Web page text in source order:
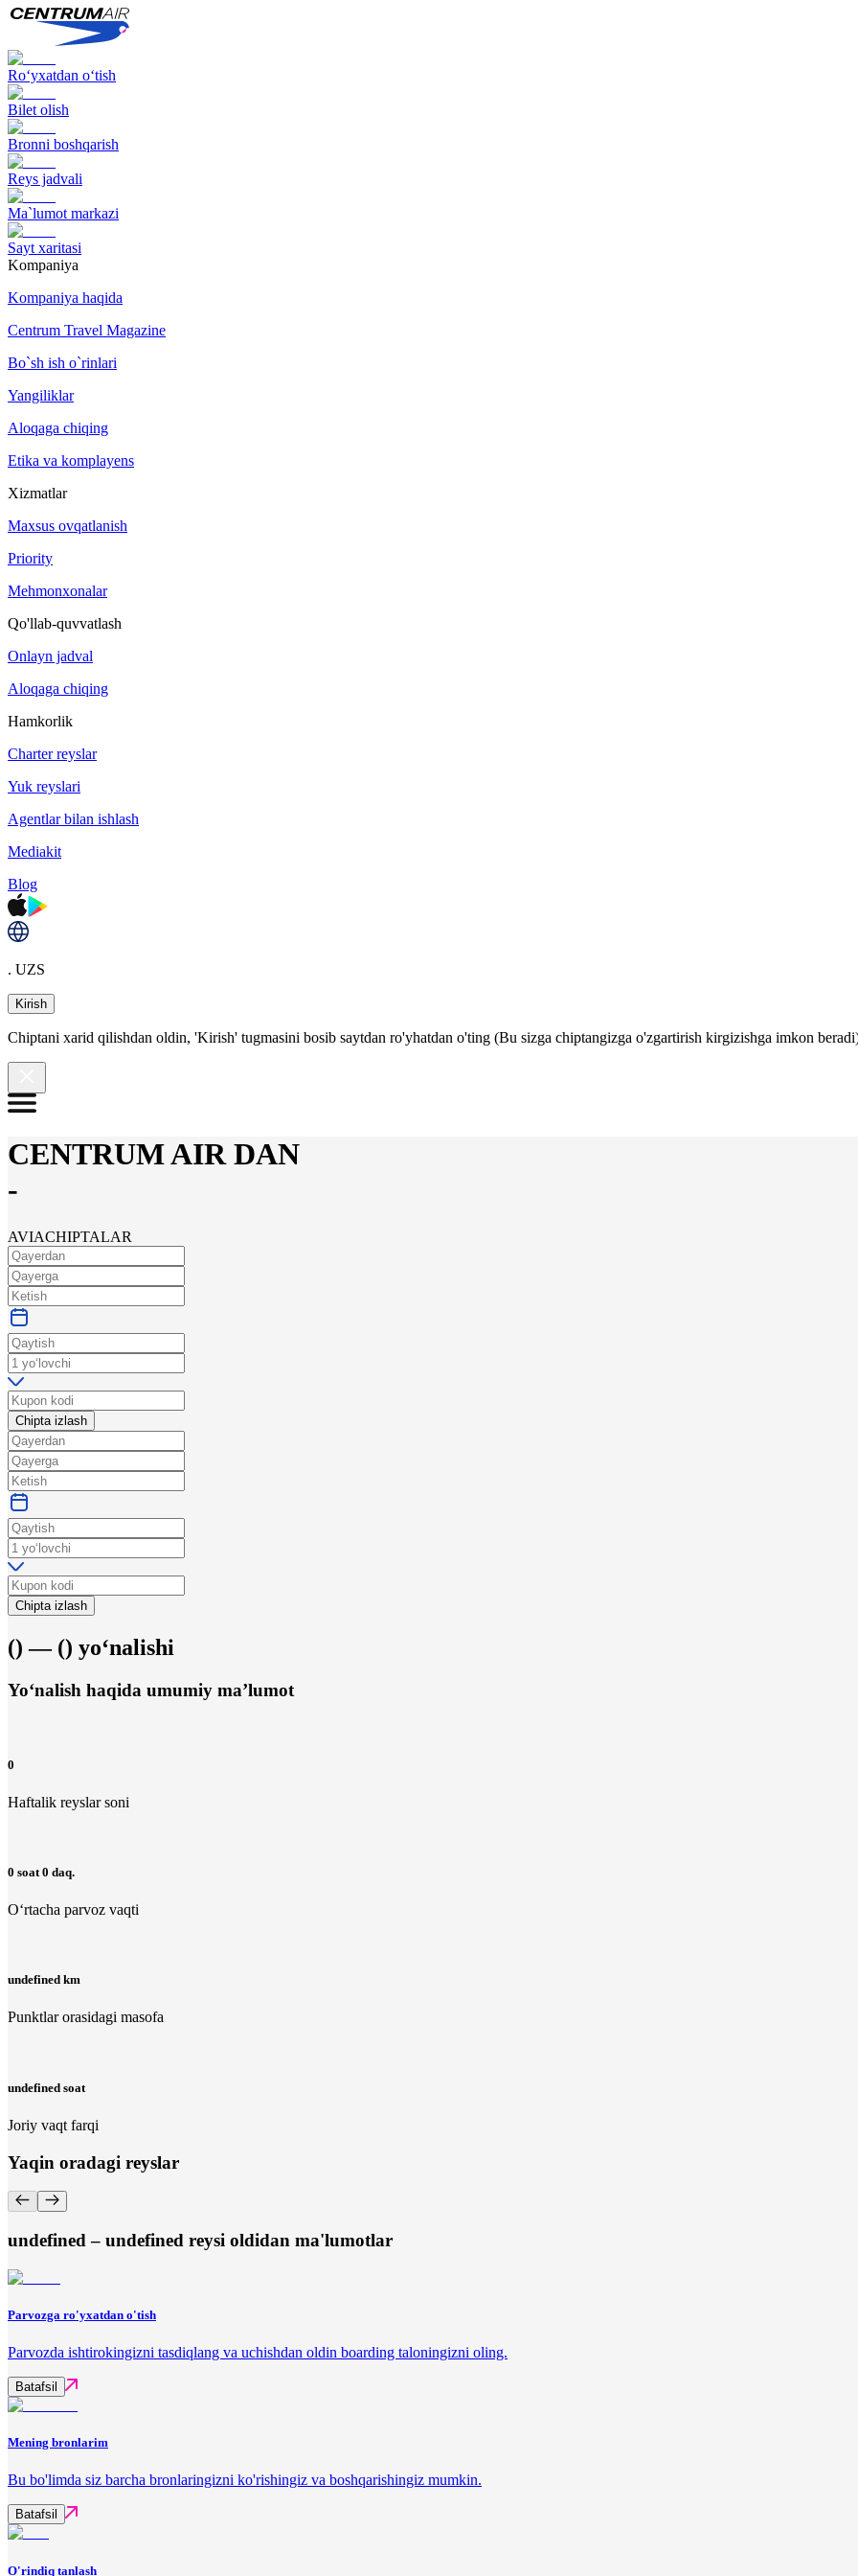
Ro‘yxatdan o‘tish
Bilet olish
Bronni boshqarish
Reys jadvali
Ma`lumot markazi
Sayt xaritasi
Kompaniya
Kompaniya haqida
Centrum Travel Magazine
Bo`sh ish o`rinlari
Yangiliklar
Aloqaga chiqing
Etika va komplayens
Xizmatlar
Maxsus ovqatlanish
Priority
Mehmonxonalar
Qo'llab-quvvatlash
Onlayn jadval
Aloqaga chiqing
Hamkorlik
Charter reyslar
Yuk reyslari
Agentlar bilan ishlash
Mediakit
Blog
. UZS
Kirish
Chiptani xarid qilishdan oldin, 'Kirish' tugmasini bosib saytdan ro'yhatdan o'ting (Bu sizga chiptangizga o'zgartirish kirgizishga imkon
CENTRUM AIR DAN
-
AVIACHIPTALAR
Chipta izlash
Chipta izlash
() — () yo‘nalishi
Yo‘nalish haqida umumiy ma’lumot
0
Haftalik reyslar soni
0 soat 0 daq.
O‘rtacha parvoz vaqti
undefined km
Punktlar orasidagi masofa
undefined soat
Joriy vaqt farqi
Yaqin oradagi reyslar
undefined – undefined reysi oldidan ma'lumotlar
Parvozga ro'yxatdan o'tish
Parvozda ishtirokingizni tasdiqlang va uchishdan oldin boarding taloningizni oling.
Batafsil
Mening bronlarim
Bu bo'limda siz barcha bronlaringizni ko'rishingiz va boshqarishingiz mumkin.
Batafsil
O'rindiq tanlash